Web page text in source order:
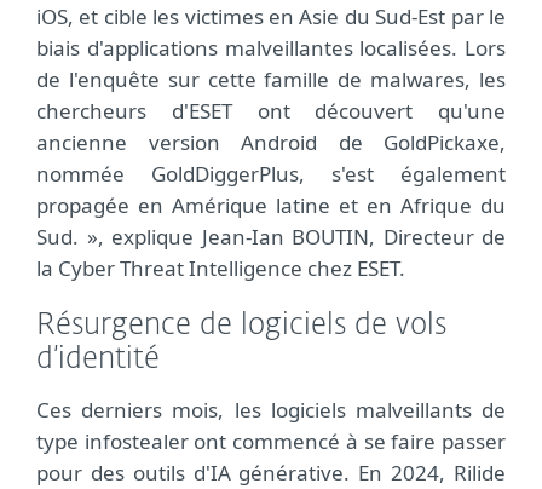
iOS, et cible les victimes en Asie du Sud-Est par le
biais d'applications malveillantes localisées. Lors
de l'enquête sur cette famille de malwares, les
chercheurs d'ESET ont découvert qu'une
ancienne version Android de GoldPickaxe,
nommée GoldDiggerPlus, s'est également
propagée en Amérique latine et en Afrique du
Sud. », explique Jean-Ian BOUTIN, Directeur de
la Cyber Threat Intelligence chez ESET.
Résurgence de logiciels de vols
d’identité
Ces derniers mois, les logiciels malveillants de
type infostealer ont commencé à se faire passer
pour des outils d'IA générative. En 2024, Rilide